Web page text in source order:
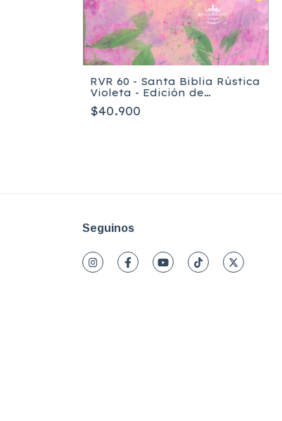
RVR 60 - Santa Biblia Rústica
Violeta - Edición de
Promesas CR-M2
$40.900
Seguinos